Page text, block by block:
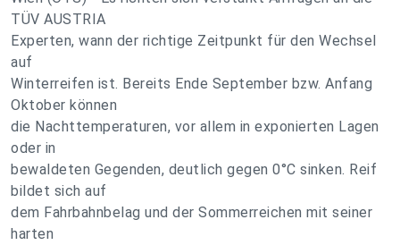
TÜV AUSTRIA
Experten, wann der richtige Zeitpunkt für den Wechsel
auf
Winterreifen ist. Bereits Ende September bzw. Anfang
Oktober können
die Nachttemperaturen, vor allem in exponierten Lagen
oder in
bewaldeten Gegenden, deutlich gegen 0°C sinken. Reif
bildet sich auf
dem Fahrbahnbelag und der Sommerreichen mit seiner
harten